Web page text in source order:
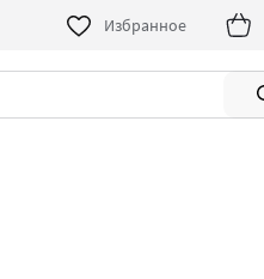
Избранное